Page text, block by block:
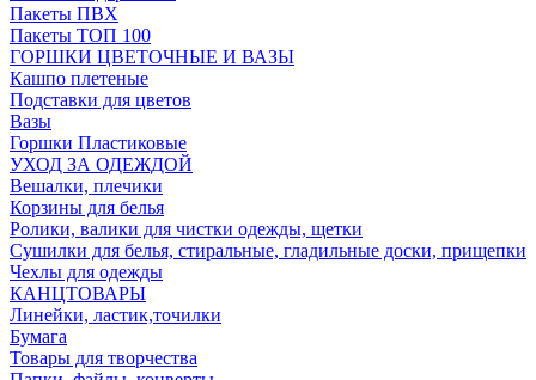
Пакеты ПВХ
Пакеты ТОП 100
ГОРШКИ ЦВЕТОЧНЫЕ И ВАЗЫ
Кашпо плетеные
Подставки для цветов
Вазы
Горшки Пластиковые
УХОД ЗА ОДЕЖДОЙ
Вешалки, плечики
Корзины для белья
Ролики, валики для чистки одежды, щетки
Сушилки для белья, стиральные, гладильные доски, прищепки
Чехлы для одежды
КАНЦТОВАРЫ
Линейки, ластик,точилки
Бумага
Товары для творчества